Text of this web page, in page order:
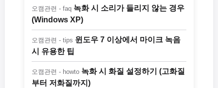
오캠관련 - faq 녹화 시 소리가 들리지 않는 경우
(Windows XP)
오캠관련 - tips 윈도우 7 이상에서 마이크 녹음
시 유용한 팁
오캠관련 - howto 녹화 시 화질 설정하기 (고화질
부터 저화질까지)